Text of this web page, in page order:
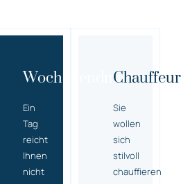
Wochenendmiete
Ein
Tag
reicht
Ihnen
nicht
Sie
wollen
sich
stilvoll
chauffieren